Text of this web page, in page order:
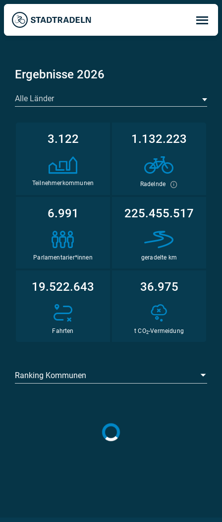
Ergebnisse 2026
Alle Länder
3.122
Teilnehmerkommunen
1.132.223
Radelnde
6.991
Parlamentarier*innen
225.455.517
geradelte km
19.522.643
Fahrten
36.975
t CO2-Vermeidung
Ranking Kommunen